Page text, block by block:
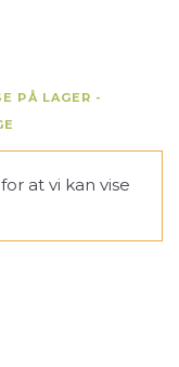
PÅ LAGER -
for at vi kan vise